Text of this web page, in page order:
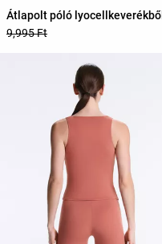
Átlapolt póló lyocellkeverékből
9,995 Ft